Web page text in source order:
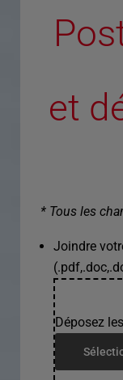
et
* Tous les
Joindre
Déposez